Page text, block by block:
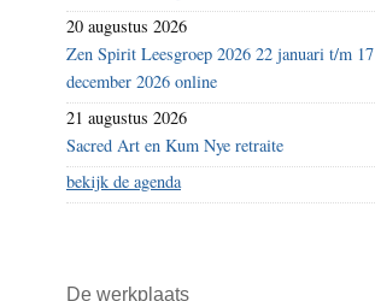
20 augustus 2026
Zen Spirit Leesgroep 2026 22 januari t/m 17
december 2026 online
21 augustus 2026
Sacred Art en Kum Nye retraite
bekijk de agenda
De werkplaats